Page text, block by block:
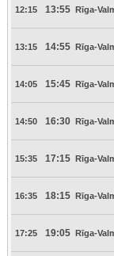
12:15 13:55 Rīga-
13:15 14:55 Rīga-
14:05 15:45 Rīga-
14:50 16:30 Rīga-
15:35 17:15 Rīga-
16:35 18:15 Rīga-
17:25 19:05 Rīga-